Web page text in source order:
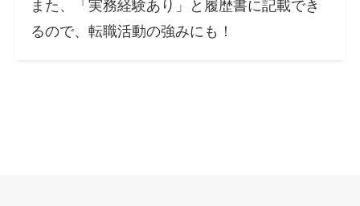
また、「実務経験あり」と履歴書に記載でき
るので、転職活動の強みにも！